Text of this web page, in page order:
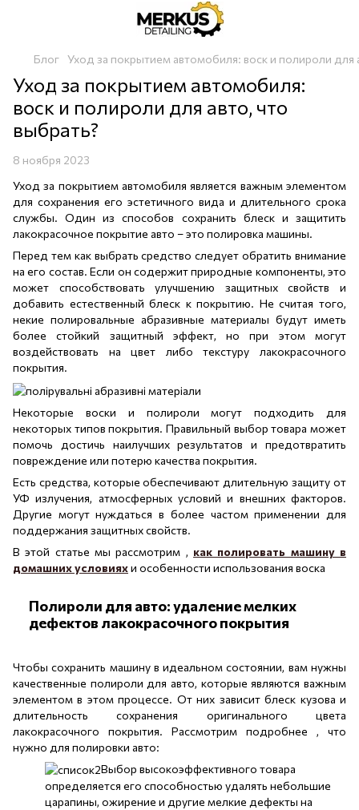
Блог Уход за покрытием автомобиля: воск и полироли для
Уход за покрытием автомобиля:
воск и полироли для авто, что
выбрать?
8 ноября 2023
Уход за покрытием автомобиля является важным элементом
для сохранения его эстетичного вида и длительного срока
службы. Один из способов сохранить блеск и защитить
лакокрасочное покрытие авто – это полировка машины.
Перед тем как выбрать средство следует обратить внимание
на его состав. Если он содержит природные компоненты, это
может способствовать улучшению защитных свойств и
добавить естественный блеск к покрытию. Не считая того,
некие полировальные абразивные материалы будут иметь
более стойкий защитный эффект, но при этом могут
воздействовать на цвет либо текстуру лакокрасочного
покрытия.
Некоторые воски и полироли могут подходить для
некоторых типов покрытия. Правильный выбор товара может
помочь достичь наилучших результатов и предотвратить
повреждение или потерю качества покрытия.
Есть средства, которые обеспечивают длительную защиту от
УФ излучения, атмосферных условий и внешних факторов.
Другие могут нуждаться в более частом применении для
поддержания защитных свойств.
В этой статье мы рассмотрим , как полировать машину в
домашних условияхи особенности использования воска
Полироли для авто: удаление мелких
дефектов лакокрасочного покрытия
Чтобы сохранить машину в идеальном состоянии, вам нужны
качественные полироли для авто, которые являются важным
элементом в этом процессе. От них зависит блеск кузова и
длительность сохранения оригинального цвета
лакокрасочного покрытия. Рассмотрим подробнее , что
нужно для полировки авто:
Выбор высокоэффективного товара
определяется его способностью удалять небольшие
царапины, ожирение и другие мелкие дефекты на